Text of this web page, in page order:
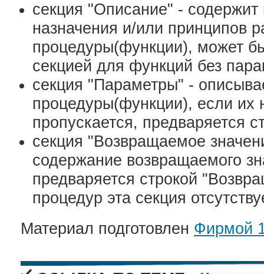
секция "Описание" - содержит
назначения и/или принципов
процедуры(функции), может
секцией для функций без
секция "Параметры" -
процедуры(функции), если их
пропускается, предваряется
секция "Возвращаемое
содержание возвращаемого
предваряется строкой
процедур эта секция
Материал подготовлен Фирмой